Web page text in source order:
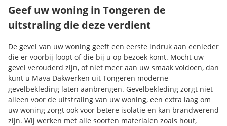
Geef uw woning in Tongeren de
uitstraling die deze verdient
De gevel van uw woning geeft een eerste indruk aan eenieder
die er voorbij loopt of die bij u op bezoek komt. Mocht uw
gevel verouderd zijn, of niet meer aan uw smaak voldoen, dan
kunt u Mava Dakwerken uit Tongeren moderne
gevelbekleding laten aanbrengen. Gevelbekleding zorgt niet
alleen voor de uitstraling van uw woning, een extra laag om
uw woning zorgt ook voor betere isolatie en kan brandwerend
zijn. Wij werken met alle soorten materialen zoals hout,